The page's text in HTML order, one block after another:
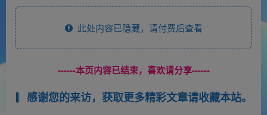
此处内容已隐藏，请付费后查看
------本页内容已结束，喜欢请分享------
感谢您的来访，获取更多精彩文章请收藏本站。